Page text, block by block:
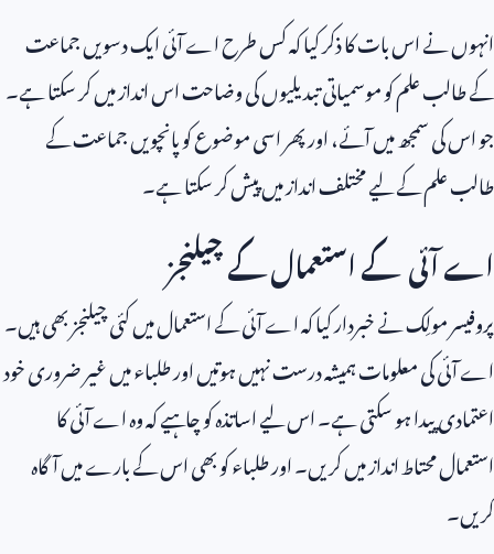
انہوں نے اس بات کا ذکر کیا کہ کس طرح اے آئی ایک دسویں جماعت
کے طالب علم کو موسمیاتی تبدیلیوں کی وضاحت اس انداز میں کر سکتا ہے۔
جو اس کی سمجھ میں آئے، اور پھر اسی موضوع کو پانچویں جماعت کے
طالب علم کے لیے مختلف انداز میں پیش کر سکتا ہے۔
اے آئی کے استعمال کے چیلنجز
پروفیسر مولِک نے خبردار کیا کہ اے آئی کے استعمال میں کئی چیلنجز بھی ہیں۔
اے آئی کی معلومات ہمیشہ درست نہیں ہوتیں اور طلباء میں غیر ضروری خود
اعتمادی پیدا ہو سکتی ہے۔ اس لیے اساتذہ کو چاہیے کہ وہ اے آئی کا
استعمال محتاط انداز میں کریں۔ اور طلباء کو بھی اس کے بارے میں آگاہ
کریں۔